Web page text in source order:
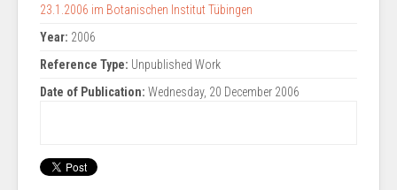
23.1.2006 im Botanischen Institut Tübingen
Year: 2006
Reference Type: Unpublished Work
Date of Publication: Wednesday, 20 December 2006